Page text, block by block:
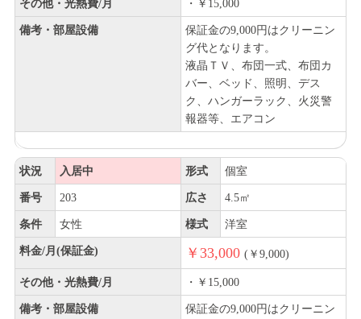
その他・光熱費/月 ・￥15,000
備考・部屋設備
保証金の9,000円はクリーニン
グ代となります。
液晶ＴＶ、布団一式、布団カ
バー、ベッド、照明、デス
ク、ハンガーラック、火災警
報器等、エアコン
状況 入居中 形式 個室
番号 203 広さ 4.5㎡
条件 女性 様式 洋室
料金/月(保証金) ￥33,000 (￥9,000)
その他・光熱費/月 ・￥15,000
備考・部屋設備
保証金の9,000円はクリーニン